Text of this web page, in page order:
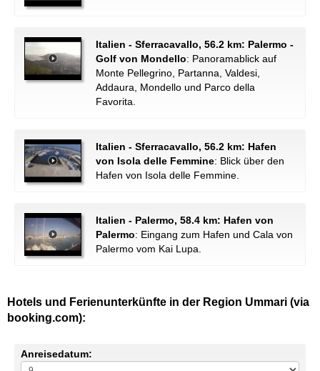
Italien - Sferracavallo, 56.2 km: Palermo -
Golf von Mondello: Panoramablick auf
Monte Pellegrino, Partanna, Valdesi,
Addaura, Mondello und Parco della
Favorita.
Italien - Sferracavallo, 56.2 km: Hafen
von Isola delle Femmine: Blick über den
Hafen von Isola delle Femmine.
Italien - Palermo, 58.4 km: Hafen von
Palermo: Eingang zum Hafen und Cala von
Palermo vom Kai Lupa.
Hotels und Ferienunterkünfte in der Region Ummari (via
booking.com):
Anreisedatum: